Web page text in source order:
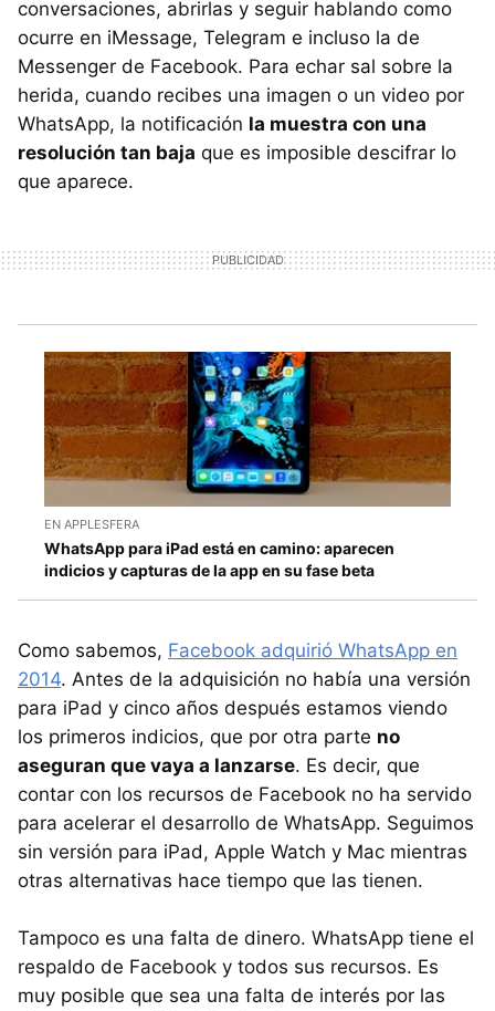
conversaciones, abrirlas y seguir hablando como
ocurre en iMessage, Telegram e incluso la de
Messenger de Facebook. Para echar sal sobre la
herida, cuando recibes una imagen o un video por
WhatsApp, la notificación la muestra con una
resolución tan baja que es imposible descifrar lo
que aparece.
EN APPLESFERA
WhatsApp para iPad está en camino: aparecen
indicios y capturas de la app en su fase beta
Como sabemos, Facebook adquirió WhatsApp en
2014. Antes de la adquisición no había una versión
para iPad y cinco años después estamos viendo
los primeros indicios, que por otra parte no
aseguran que vaya a lanzarse. Es decir, que
contar con los recursos de Facebook no ha servido
para acelerar el desarrollo de WhatsApp. Seguimos
sin versión para iPad, Apple Watch y Mac mientras
otras alternativas hace tiempo que las tienen.
Tampoco es una falta de dinero. WhatsApp tiene el
respaldo de Facebook y todos sus recursos. Es
muy posible que sea una falta de interés por las